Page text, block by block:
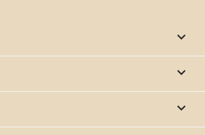


